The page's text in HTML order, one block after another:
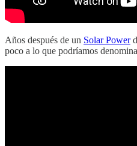
Años después de un Solar Power
poco a lo que podríamos